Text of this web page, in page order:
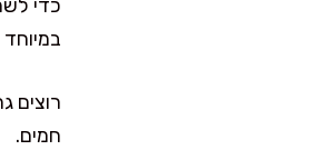
כדי
רוצים
חמים.